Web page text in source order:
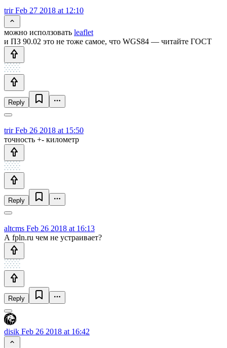
trirFeb 27 2018 at 12:10
можно исползовать leaflet
и ПЗ 90.02 это не тоже самое, что WGS84 — читайте ГОСТ
Reply
trirFeb 26 2018 at 15:50
точность +- километр
Reply
altcms Feb 26 2018 at 16:13
А fpln.ru чем не устраивает?
Reply
disik Feb 26 2018 at 16:42